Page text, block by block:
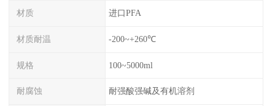
材质 进口PFA
材质耐温 -200~+260℃
规格 100~5000ml
耐腐蚀 耐强酸强碱及有机溶剂